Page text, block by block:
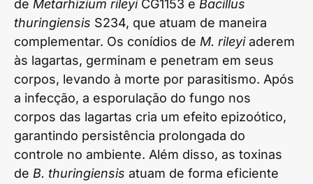
de Metarhizium rileyiCG1153 e Bacillus
thuringiensis S234, que atuam de maneira
complementar. Os conídios de M. rileyiaderem
às lagartas, germinam e penetram em seus
corpos, levando à morte por parasitismo. Após
a infecção, a esporulação do fungo nos
corpos das lagartas cria um efeito epizoótico,
garantindo persistência prolongada do
controle no ambiente. Além disso, as toxinas
de B. thuringiensis atuam de forma eficiente